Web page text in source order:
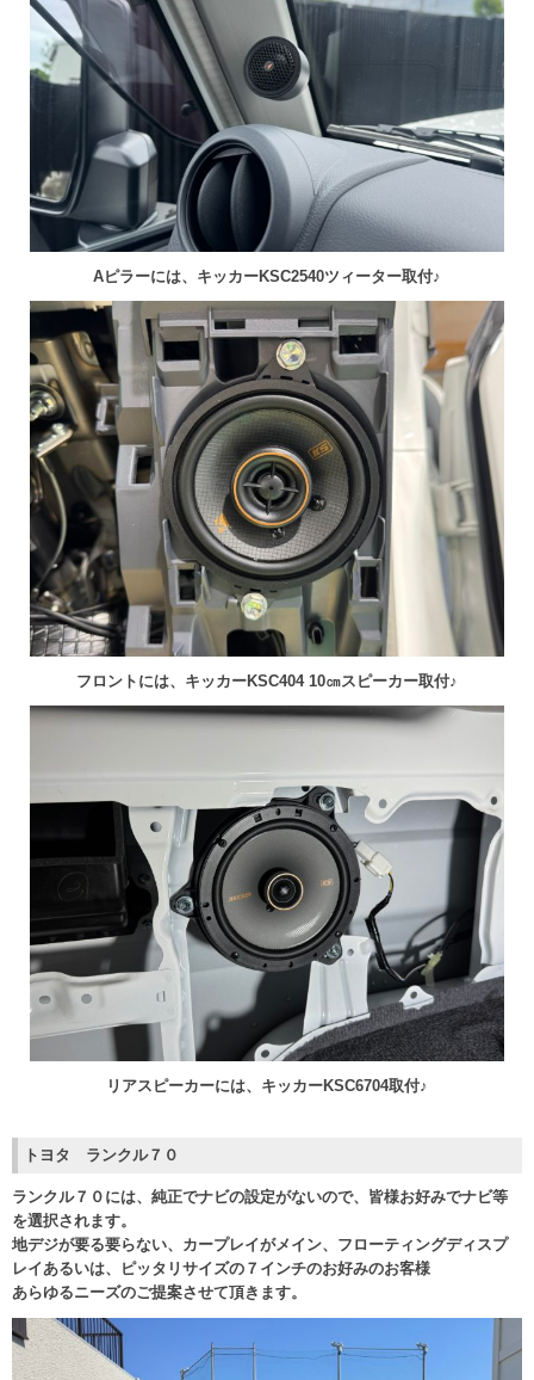
Aピラーには、キッカーKSC2540ツィーター取付♪
フロントには、キッカーKSC404 10㎝スピーカー取付♪
リアスピーカーには、キッカーKSC6704取付♪
トヨタ ランクル７０
ランクル７０には、純正でナビの設定がないので、皆様お好みでナビ等
を選択されます。
地デジが要る要らない、カープレイがメイン、フローティングディスプ
レイあるいは、ピッタリサイズの７インチのお好みのお客様
あらゆるニーズのご提案させて頂きます。